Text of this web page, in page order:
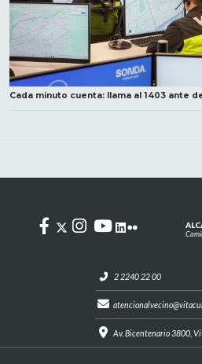
Cada minuto cuenta: llama al 1403 ante
2 2240 22 00
Av. Bicentenario 3800,